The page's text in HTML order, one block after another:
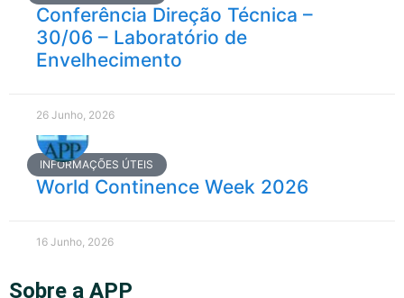
Conferência Direção Técnica –
30/06 – Laboratório de
Envelhecimento
26 Junho, 2026
INFORMAÇÕES ÚTEIS
World Continence Week 2026
16 Junho, 2026
Sobre a APP